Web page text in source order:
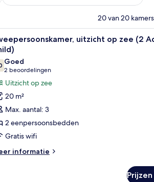
20 van 20
nachtlampjes.
verduisterende gordijnen Luxe
6
uitzicht op zee (2
van 10
Goed
2 beoordelingen
(2
beoordelingen)
Uitzicht op zee
20 m²
Max. aantal: 3
2 eenpersoonsbedden
Gratis wifi
informatie